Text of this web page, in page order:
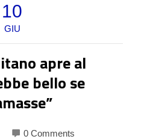
10
GIU
apre al
bello se
0 Comments